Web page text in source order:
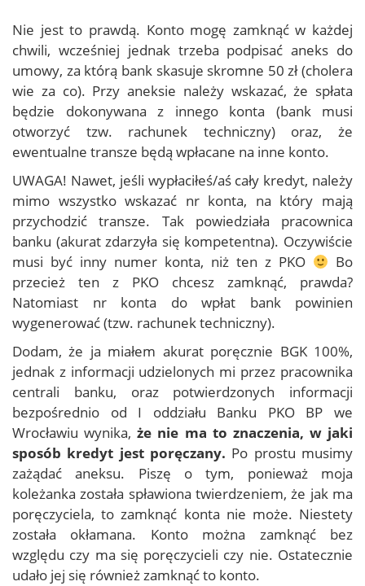
Nie jest to prawdą. Konto mogę zamknąć w każdej
chwili, wcześniej jednak trzeba podpisać aneks do
umowy, za którą bank skasuje skromne 50 zł (cholera
wie za co). Przy aneksie należy wskazać, że spłata
będzie dokonywana z innego konta (bank musi
otworzyć tzw. rachunek techniczny) oraz, że
ewentualne transze będą wpłacane na inne konto.
UWAGA! Nawet, jeśli wypłaciłeś/aś cały kredyt, należy
mimo wszystko wskazać nr konta, na który mają
przychodzić transze. Tak powiedziała pracownica
banku (akurat zdarzyła się kompetentna). Oczywiście
musi być inny numer konta, niż ten z PKO
Bo
przecież ten z PKO chcesz zamknąć, prawda?
Natomiast nr konta do wpłat bank powinien
wygenerować (tzw. rachunek techniczny).
Dodam, że ja miałem akurat poręcznie BGK 100%,
jednak z informacji udzielonych mi przez pracownika
centrali banku, oraz potwierdzonych informacji
bezpośrednio od I oddziału Banku PKO BP we
Wrocławiu wynika,że nie ma to znaczenia, w jaki
sposób kredyt jest poręczany. Po prostu musimy
zażądać aneksu. Piszę o tym, ponieważ moja
koleżanka została spławiona twierdzeniem, że jak ma
poręczyciela, to zamknąć konta nie może. Niestety
została okłamana. Konto można zamknąć bez
względu czy ma się poręczycieli czy nie. Ostatecznie
udało jej się również zamknąć to konto.